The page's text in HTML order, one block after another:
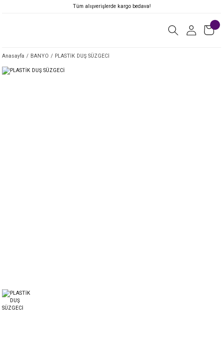
Tüm alışverişlerde kargo bedava!
Anasayfa BANYO PLASTİK DUŞ SÜZGECİ